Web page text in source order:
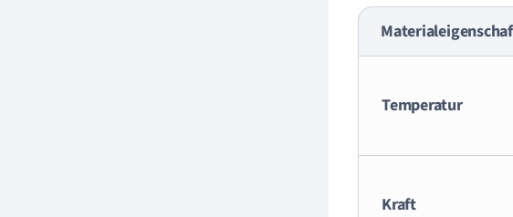
Temperatur
Kraft